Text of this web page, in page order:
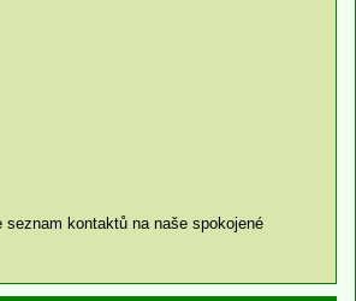
seznam kontaktů na naše spokojené